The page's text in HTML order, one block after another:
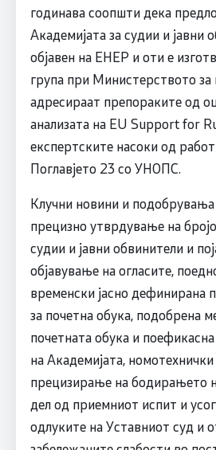
годинава соопшти дека
Академијата за судии и јавни
објавен на ЕНЕР и оти е
група при Министерството за
адресираат препораките од
анализата на EU Support for
експертските насоки од
Поглавјето 23 со УНОПС.
Клучни новини и подобрувања
прецизно утврдување на
судии и јавни обвинители и
објавување на огласите,
временски јасно дефинирана
за почетна обука, подобрена
почетната обука и
на Академијата,
прецизирање на бодирањето
дел од приемниот испит и
одлуките на Уставниот суд и